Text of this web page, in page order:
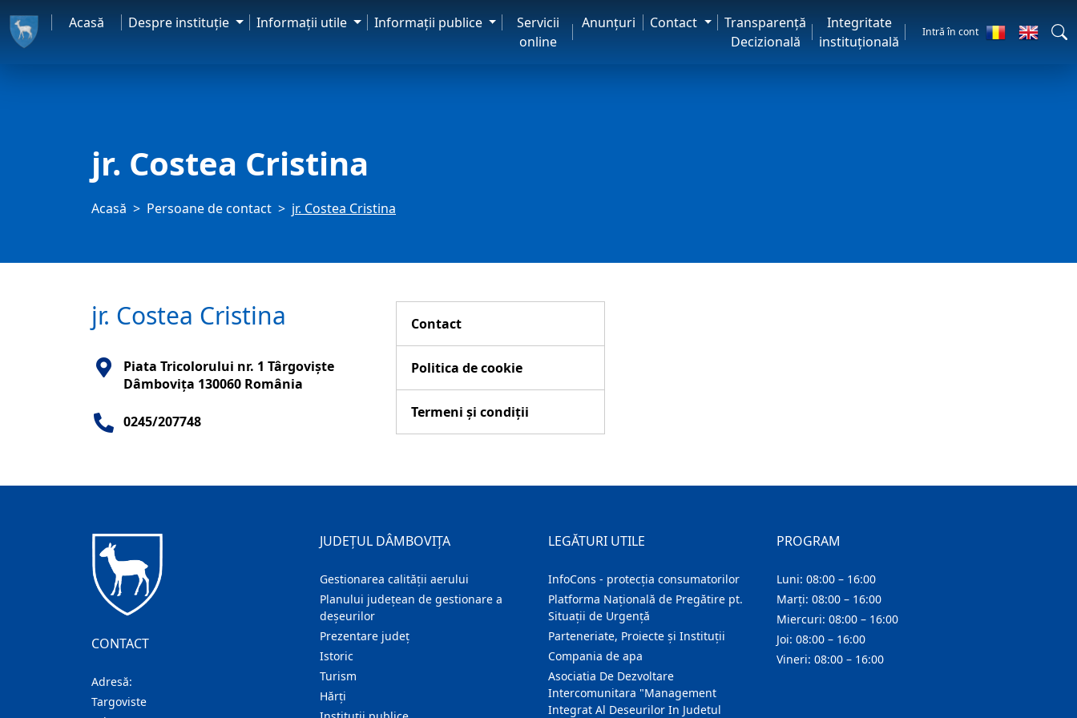
Acasă Despre instituţie Informaţii utile Informaţii publice
Servicii
online
Anunţuri Contact
Transparență
Decizională
Integritate
instituțională
Intră în cont
jr. Costea Cristina
Acasă Persoane de contact jr. Costea Cristina
jr. Costea Cristina
Piata Tricolorului nr. 1 Târgovişte
Dâmboviţa 130060 România
0245/207748
Contact
Politica de cookie
Termeni și condiții
CONTACT
Adresă:
Targoviste
JUDEȚUL DÂMBOVIȚA
Gestionarea calității aerului
Planului județean de gestionare a
deșeurilor
Prezentare judeţ
Istoric
Turism
Hărţi
LEGĂTURI UTILE
InfoCons - protecția consumatorilor
Platforma Națională de Pregătire pt.
Situații de Urgență
Parteneriate, Proiecte și Instituții
Compania de apa
Asociatia De Dezvoltare
Intercomunitara "Management
Integrat Al Deseurilor In Judetul
PROGRAM
Luni: 08:00 – 16:00
Marți: 08:00 – 16:00
Miercuri: 08:00 – 16:00
Joi: 08:00 – 16:00
Vineri: 08:00 – 16:00